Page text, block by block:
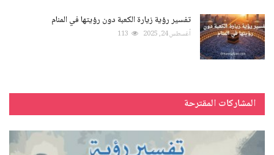
تفسير رؤية زيارة الكعبة دون رؤيتها في المنام
أغسطس 24, 2025 113
المشاركات المقترحة